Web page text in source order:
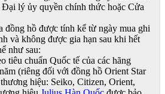
lý ủy quyền chính thức hoặc Cửa
đồng hồ được tính kể từ ngày mua ghi
và không được gia hạn sau khi hết
như sau:
tiêu chuẩn Quốc tế của các hãng
(riêng đối với đồng hồ Orient Star
hiệu: Seiko, Citizen, Orient,